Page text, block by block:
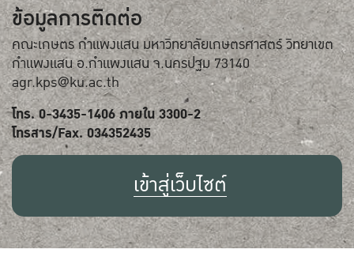
ข้อมูลการติดต่อ
คณะเกษตร กำแพงแสน มหาวิทยาลัยเกษตรศาสตร์ วิทยาเขต
กำแพงแสน อ.กำแพงแสน จ.นครปฐม 73140
agr.kps@ku.ac.th
โทร. 0-3435-1406 ภายใน 3300-2
โทรสาร/Fax. 034352435
เข้าสู่เว็บไซต์